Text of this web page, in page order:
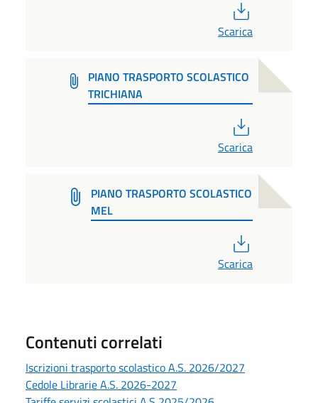
Scarica
PIANO TRASPORTO SCOLASTICO
TRICHIANA
Scarica
PIANO TRASPORTO SCOLASTICO
MEL
Scarica
Contenuti correlati
Iscrizioni trasporto scolastico A.S. 2026/2027
Cedole Librarie A.S. 2026-2027